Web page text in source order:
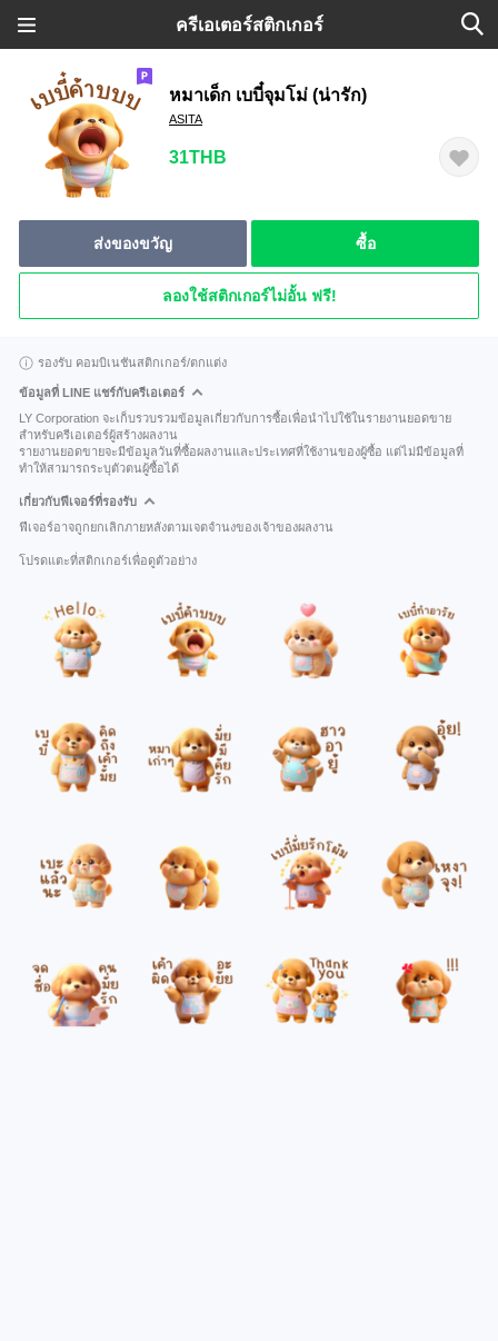
ครีเอเตอร์สติกเกอร์
หมาเด็ก เบบี๋จุมโม่ (น่ารัก)
ASITA
31THB
ส่งของขวัญ ซื้อ
ลองใช้สติกเกอร์ไม่อั้น ฟรี!
รองรับ คอมบิเนชันสติกเกอร์/ตกแต่ง
ข้อมูลที่ LINE แชร์กับครีเอเตอร์
LY Corporation จะเก็บรวบรวมข้อมูลเกี่ยวกับการซื้อเพื่อนำไปใช้ในรายงานยอดขาย
สำหรับครีเอเตอร์ผู้สร้างผลงาน
รายงานยอดขายจะมีข้อมูลวันที่ซื้อผลงานและประเทศที่ใช้งานของผู้ซื้อ แต่ไม่มีข้อมูลที่
ทำให้สามารถระบุตัวตนผู้ซื้อได้
เกี่ยวกับฟีเจอร์ที่รองรับ
ฟีเจอร์อาจถูกยกเลิกภายหลังตามเจตจำนงของเจ้าของผลงาน
โปรดแตะที่สติกเกอร์เพื่อดูตัวอย่าง